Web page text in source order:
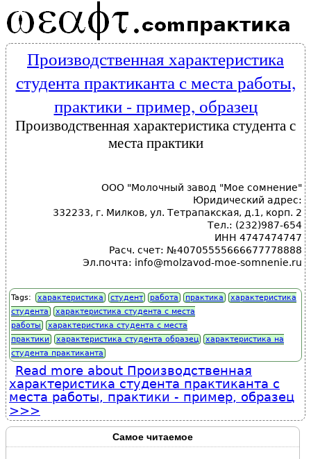
практика
Производственная характеристика
студента практиканта с места работы,
практики - пример, образец
Производственная характеристика студента с
места практики
ООО "Молочный завод "Мое сомнение"
Юридический адрес:
332233, г. Милков, ул. Тетрапакская, д.1, корп. 2
Тел.: (232)987-654
ИНН 4747474747
Расч. счет: №40705555666677778888
Эл.почта: info@molzavod-moe-somnenie.ru
Tags: характеристика студент работа практика
характеристика
студента
характеристика студента с места
работы
характеристика студента с места
практики
характеристика студента образец
характеристика на
студента практиканта
Read more about Производственная
характеристика студента практиканта с
места работы, практики - пример, образец
Самое читаемое